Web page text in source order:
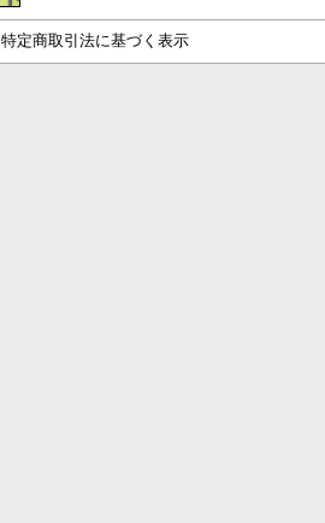
特定商取引法に基づく表示